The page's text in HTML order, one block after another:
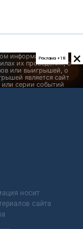
×
Реклама +18
носит
сайта